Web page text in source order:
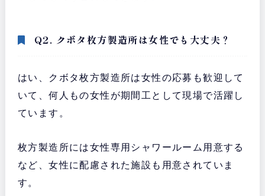
Q2. クボタ枚方製造所は女性でも大丈夫？
はい、クボタ枚方製造所は女性の応募も歓迎して
いて、何人もの女性が期間工として現場で活躍し
ています。
枚方製造所には女性専用シャワールーム用意する
など、女性に配慮された施設も用意されていま
す。